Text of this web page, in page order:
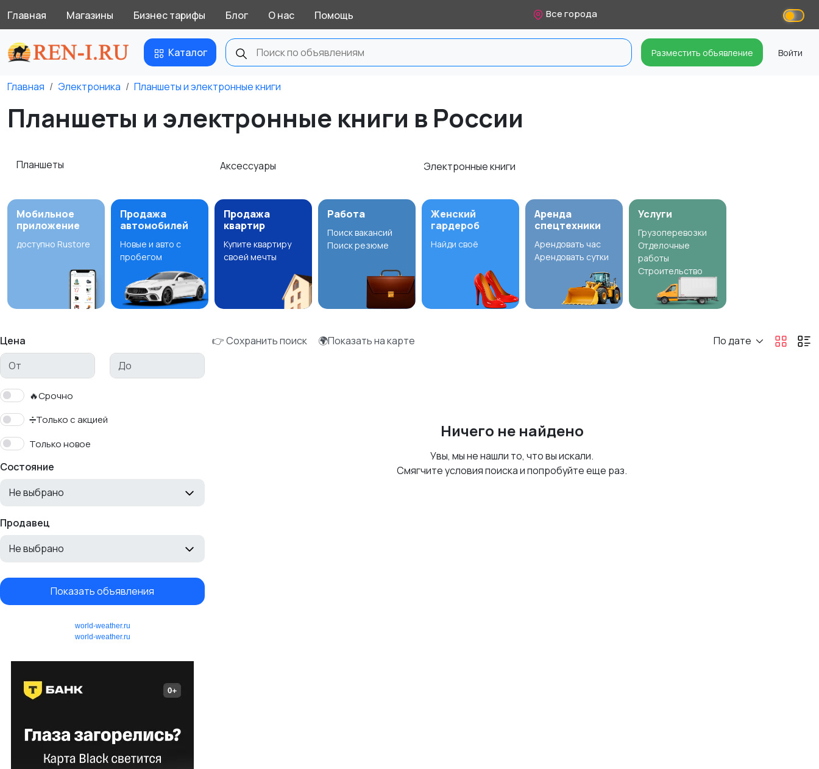
Главная Магазины Бизнес тарифы Блог О нас Помощь Все города
Каталог Разместить объявление Войти
Главная Электроника Планшеты и электронные книги
Планшеты и электронные книги в России
Планшеты Аксессуары Электронные книги
Мобильное
приложение
доступно Rustore
Продажа
автомобилей
Новые и авто с
пробегом
Продажа
квартир
Купите квартиру
своей мечты
Работа
Поиск вакансий
Поиск резюме
Женский
гардероб
Найди своё
Аренда
спецтехники
Арендовать час
Арендовать сутки
Услуги
Грузоперевозки
Отделочные
работы
Строительство
Цена
🔥Срочно
➗Только с акцией
Только новое
Состояние
Не выбрано
Продавец
Не выбрано
Показать объявления
world-weather.ru
world-weather.ru
👉 Сохранить поиск 🌍Показать на карте По дате
Ничего не найдено
Увы, мы не нашли то, что вы искали.
Смягчите условия поиска и попробуйте еще раз.